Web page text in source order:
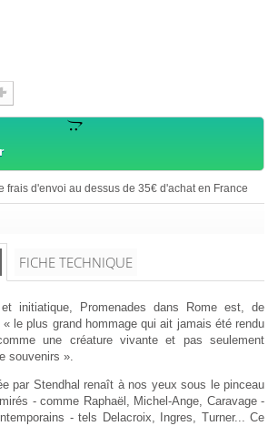
frais d'envoi au dessus de 35€ d'achat en France
FICHE TECHNIQUE
et initiatique, Promenades dans Rome est, de
« le plus grand hommage qui ait jamais été rendu
une créature vivante et pas seulement
souvenirs ».
par Stendhal renaît à nos yeux sous le pinceau
- comme Raphaël, Michel-Ange, Caravage -
- tels Delacroix, Ingres, Turner... Ce